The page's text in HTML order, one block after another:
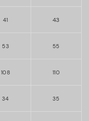
41 43
53 55
108 110
34 35